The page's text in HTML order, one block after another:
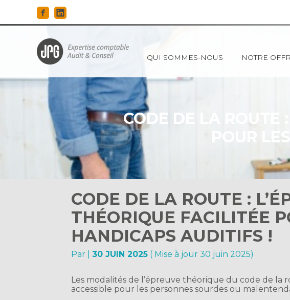
au
contenu
Principal
QUI SOMMES-NOUS NOTRE
CODE DE LA ROUTE
POUR
CODE DE LA ROUTE :
THÉORIQUE FACILITÉE
HANDICAPS AUDITIFS !
Par |30 JUIN 2025 ( Mise à jour 30 juin 2025)
Les modalités de l’épreuve théorique du code de
accessible pour les personnes sourdes ou